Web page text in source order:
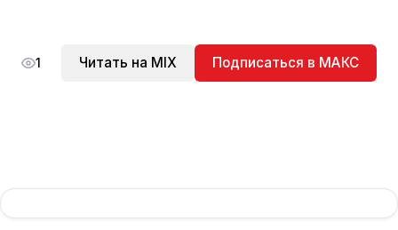
1 Читать на MIX Подписаться в МАКС